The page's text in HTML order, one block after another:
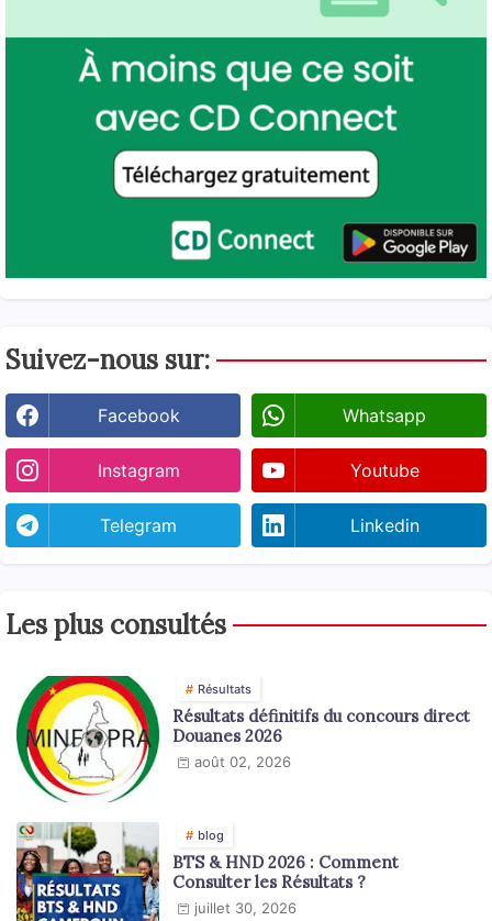
Suivez-nous sur:
Facebook Whatsapp
Instagram Youtube
Telegram Linkedin
Les plus consultés
Résultats
Résultats définitifs du concours direct
Douanes 2026
août 02, 2026
blog
BTS & HND 2026 : Comment
Consulter les Résultats ?
juillet 30, 2026